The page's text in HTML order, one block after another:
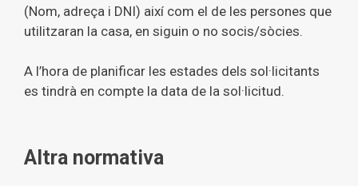
(Nom, adreça i DNI) així com el de les persones que
utilitzaran la casa, en siguin o no socis/sòcies.
A l’hora de planificar les estades dels sol·licitants
es tindrà en compte la data de la sol·licitud.
Altra normativa